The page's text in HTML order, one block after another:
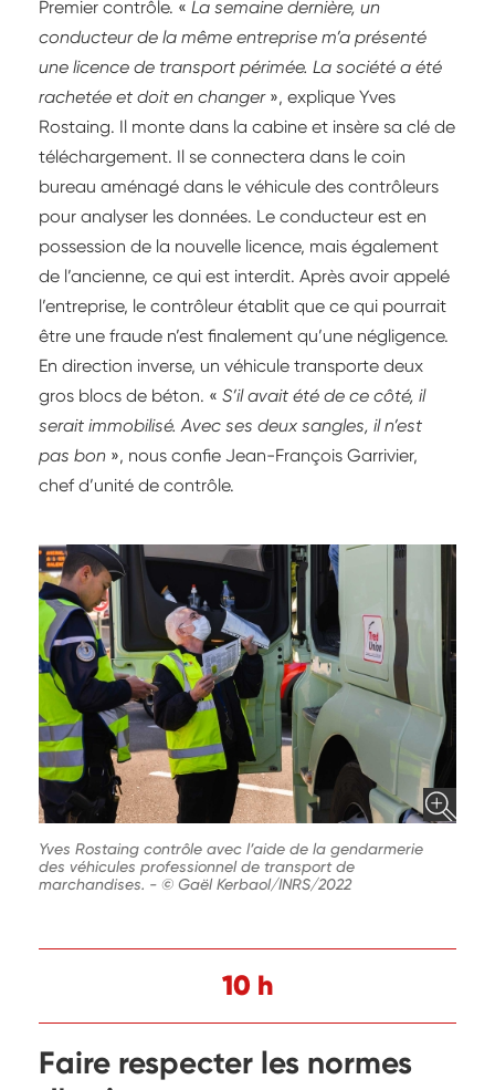
Premier contrôle. « La semaine dernière, un
conducteur de la même entreprise m’a présenté
une licence de transport périmée. La société a été
rachetée et doit en changer», explique Yves
Rostaing. Il monte dans la cabine et insère sa clé de
téléchargement. Il se connectera dans le coin
bureau aménagé dans le véhicule des contrôleurs
pour analyser les données. Le conducteur est en
possession de la nouvelle licence, mais également
de l’ancienne, ce qui est interdit. Après avoir appelé
l’entreprise, le contrôleur établit que ce qui pourrait
être une fraude n’est finalement qu’une négligence.
En direction inverse, un véhicule transporte deux
gros blocs de béton. « S’il avait été de ce côté, il
serait immobilisé. Avec ses deux sangles, il n’est
pas bon », nous confie Jean-François Garrivier,
chef d’unité de contrôle.
Yves Rostaing contrôle avec l’aide de la gendarmerie
des véhicules professionnel de transport de
marchandises. - © Gaël Kerbaol/INRS/2022
10 h
Faire respecter les normes